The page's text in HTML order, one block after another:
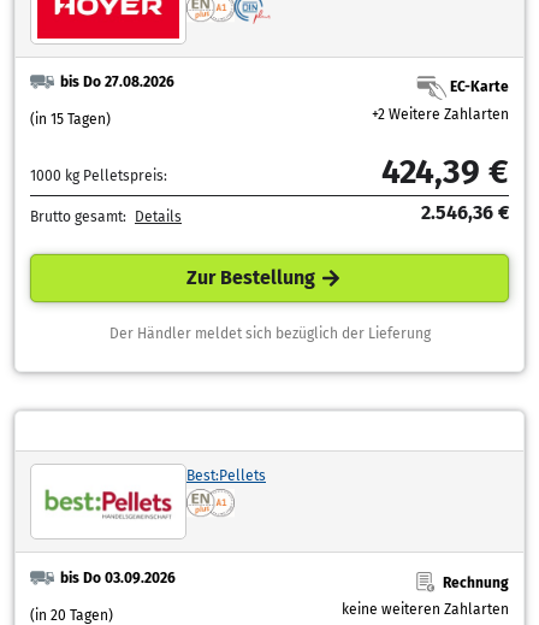
bis Do 27.08.2026
(in 15 Tagen)
EC-Karte
+2 Weitere Zahlarten
1000 kg Pelletspreis: 424,39 €
Brutto gesamt: Details 2.546,36 €
Zur Bestellung
Der Händler meldet sich bezüglich der Lieferung
Best:Pellets
bis Do 03.09.2026
(in 20 Tagen)
Rechnung
keine weiteren Zahlarten